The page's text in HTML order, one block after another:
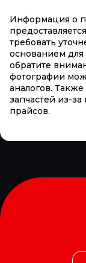
Информация о
требовать
основанием для
обратите
фотографии
аналогов.
запчастей из-
прайсов.